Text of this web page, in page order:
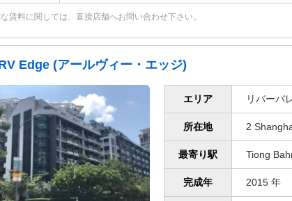
賃料に関しては、直接店舗へお問い合わせ下さい。
Edge (アールヴィー・エッジ)
エリア リバーバ
所在地 2
最寄り駅 Tiong
完成年 2015 年